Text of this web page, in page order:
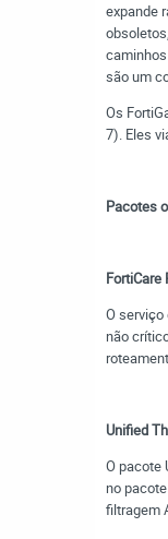
expande
são um
Os
7). Eles
Pacotes
FortiCare
O serviço
não
Unified
O pacote
no
filtragem